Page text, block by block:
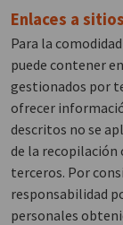
Enlaces a
Para la
puede contener
gestionados por
ofrecer
descritos no se
de la recopilación
terceros. Por
responsabilidad
personales